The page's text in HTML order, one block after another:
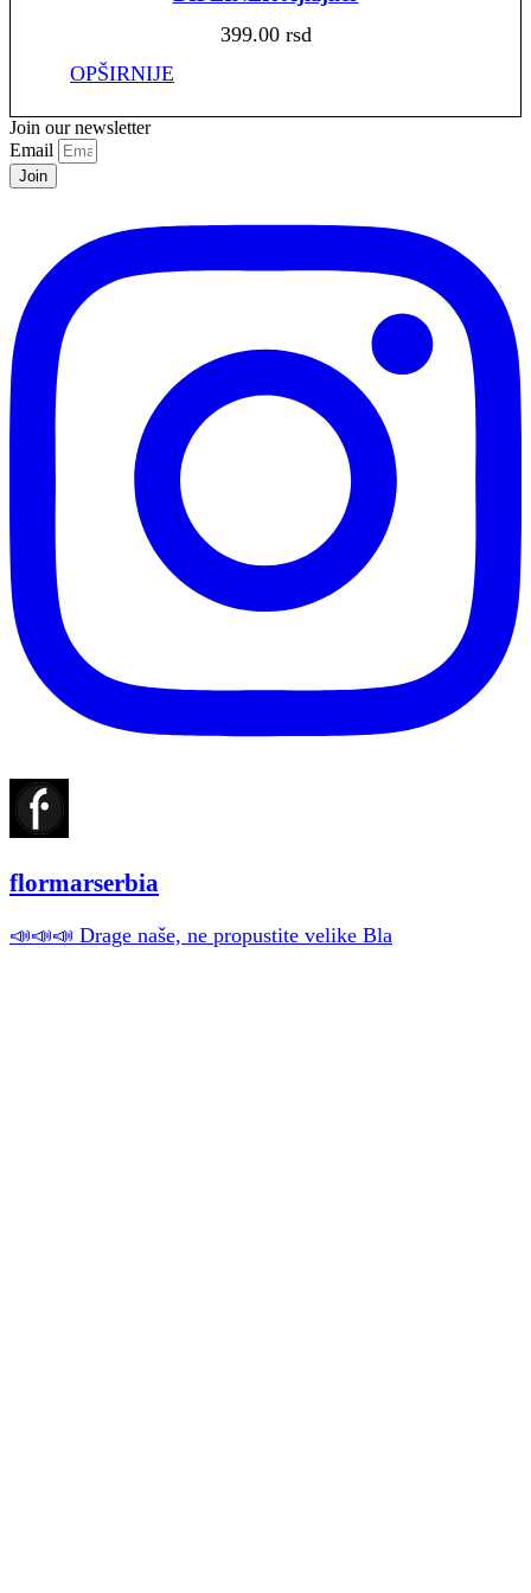
399.00 rsd
OPŠIRNIJE
Join our newsletter
Email
Join
flormarserbia
📣📣📣 Drage naše, ne propustite velike Bla